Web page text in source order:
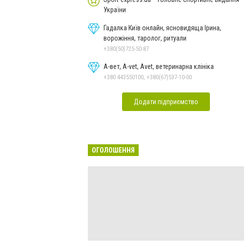
України
Гадалка Київ онлайн, ясновидяща Ірина,
ворожіння, таролог, ритуали
+380(50)725-50-87
А-вет, A-vet, Avet, ветеринарна клініка
+380 443550100, +380(67)537-10-00
Додати підприємство
ОГОЛОШЕННЯ